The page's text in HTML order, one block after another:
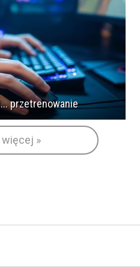
przetrenowanie
więcej »